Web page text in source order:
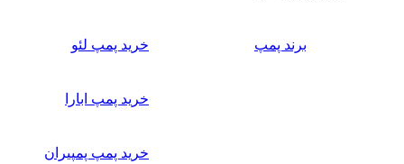
برند پمپ خرید پمپ لئو
خرید پمپ ابارا
خرید پمپ پمپیران